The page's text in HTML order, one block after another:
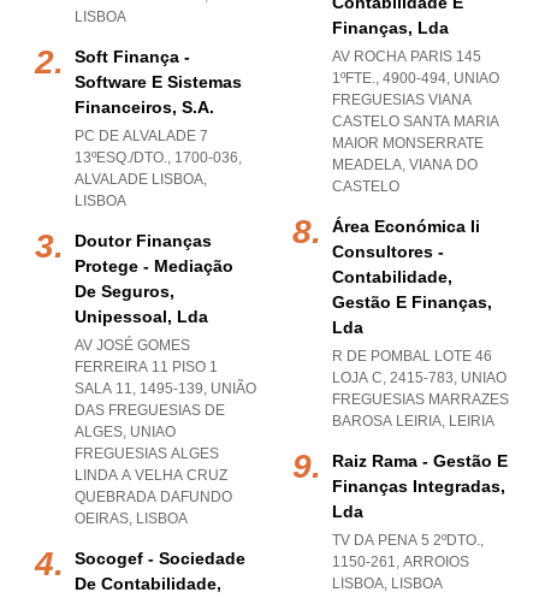
LISBOA
Soft Finança -
Software E Sistemas
Financeiros, S.a.
PC DE ALVALADE 7
13ºESQ./DTO., 1700-036,
ALVALADE LISBOA,
LISBOA
Doutor Finanças
Protege - Mediação
De Seguros,
Unipessoal, Lda
AV JOSÉ GOMES
FERREIRA 11 PISO 1
SALA 11, 1495-139, UNIÃO
DAS FREGUESIAS DE
ALGES, UNIAO
FREGUESIAS ALGES
LINDA A VELHA CRUZ
QUEBRADA DAFUNDO
OEIRAS, LISBOA
Socogef - Sociedade
De Contabilidade,
Finanças, Lda
AV ROCHA PARIS 145
1ºFTE., 4900-494, UNIAO
FREGUESIAS VIANA
CASTELO SANTA MARIA
MAIOR MONSERRATE
MEADELA, VIANA DO
CASTELO
Área Económica Ii
Consultores -
Contabilidade,
Gestão E Finanças,
Lda
R DE POMBAL LOTE 46
LOJA C, 2415-783, UNIAO
FREGUESIAS MARRAZES
BAROSA LEIRIA, LEIRIA
Raiz Rama - Gestão E
Finanças Integradas,
Lda
TV DA PENA 5 2ºDTO.,
1150-261, ARROIOS
LISBOA, LISBOA